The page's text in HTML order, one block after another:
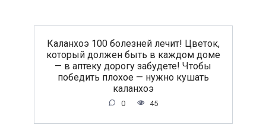
Каланхоэ 100 болезней лечит! Цветок,
который должен быть в каждом доме
— в аптеку дорогу забудете! Чтобы
победить плохое — нужно кушать
каланхоэ
0 45